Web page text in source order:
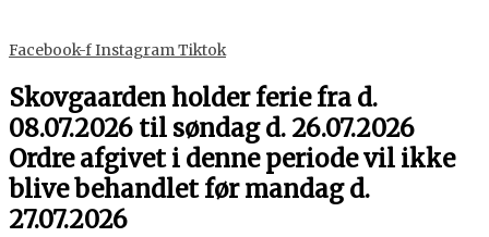
Facebook-fInstagramTiktok
Skovgaarden holder ferie fra d.
08.07.2026 til søndag d. 26.07.2026
Ordre afgivet i denne periode vil ikke
blive behandlet før mandag d.
27.07.2026